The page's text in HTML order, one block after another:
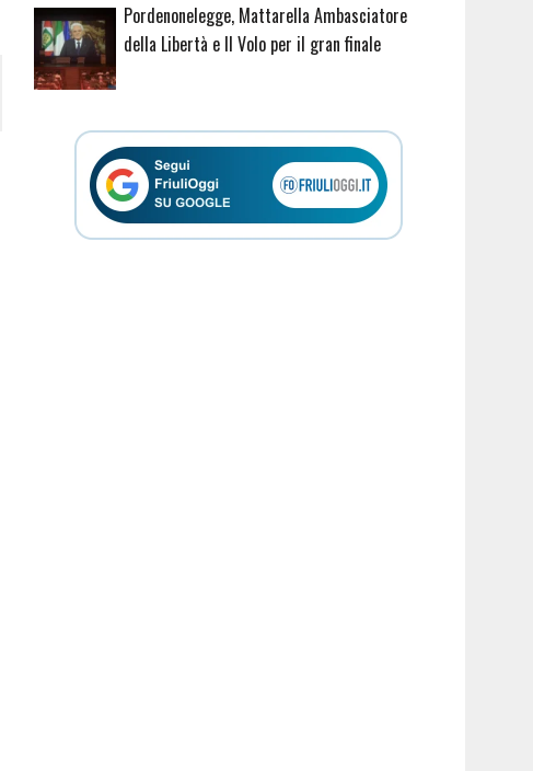
Pordenonelegge, Mattarella Ambasciatore
della Libertà e Il Volo per il gran finale